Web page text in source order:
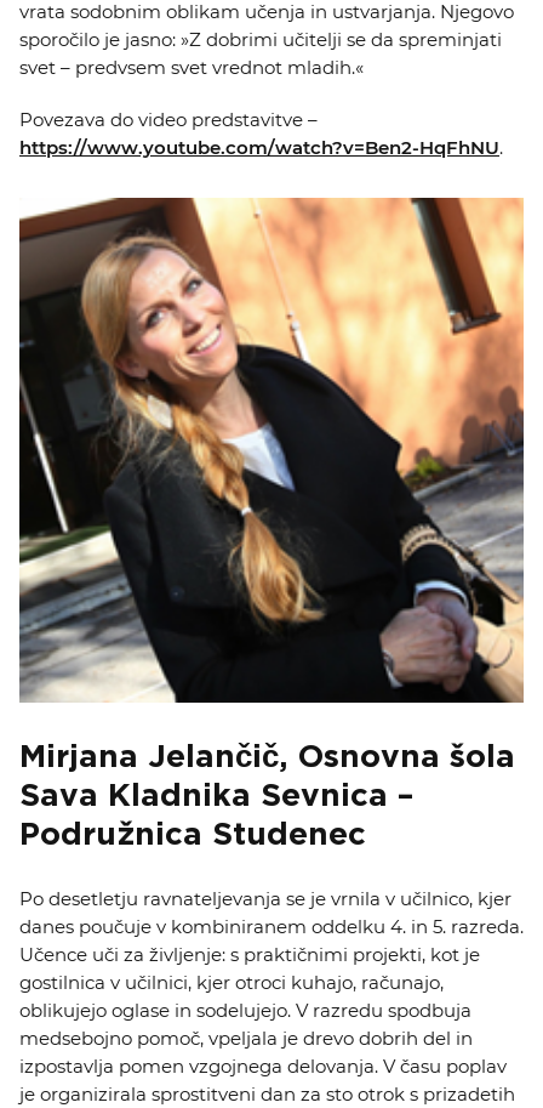
vrata sodobnim oblikam učenja in ustvarjanja. Njegovo
sporočilo je jasno: »Z dobrimi učitelji se da spreminjati
svet – predvsem svet vrednot mladih.«
Povezava do video predstavitve –
https://www.youtube.com/watch?v=Ben2-HqFhNU.
Mirjana Jelančič, Osnovna šola
Sava Kladnika Sevnica –
Podružnica Studenec
Po desetletju ravnateljevanja se je vrnila v učilnico, kjer
danes poučuje v kombiniranem oddelku 4. in 5. razreda.
Učence uči za življenje: s praktičnimi projekti, kot je
gostilnica v učilnici, kjer otroci kuhajo, računajo,
oblikujejo oglase in sodelujejo. V razredu spodbuja
medsebojno pomoč, vpeljala je drevo dobrih del in
izpostavlja pomen vzgojnega delovanja. V času poplav
je organizirala sprostitveni dan za sto otrok s prizadetih